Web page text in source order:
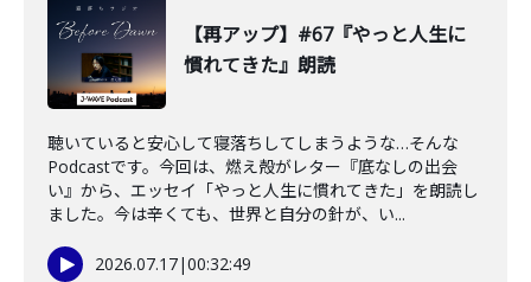
【再アップ】#67『やっと人生に
慣れてきた』朗読
聴いていると安心して寝落ちしてしまうような…そんな
Podcastです。今回は、燃え殻がレター『底なしの出会
い』から、エッセイ「やっと人生に慣れてきた」を朗読し
ました。今は辛くても、世界と自分の針が、い...
2026.07.17|00:32:49